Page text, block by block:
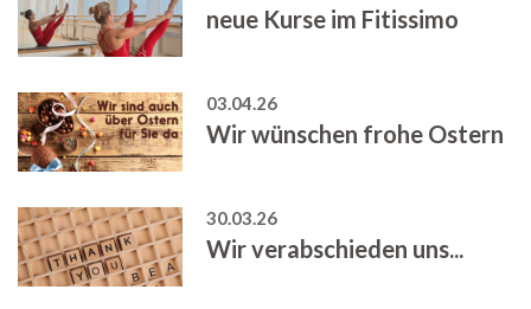
neue Kurse im Fitissimo
03.04.26
Wir wünschen frohe Ostern
30.03.26
Wir verabschieden uns...